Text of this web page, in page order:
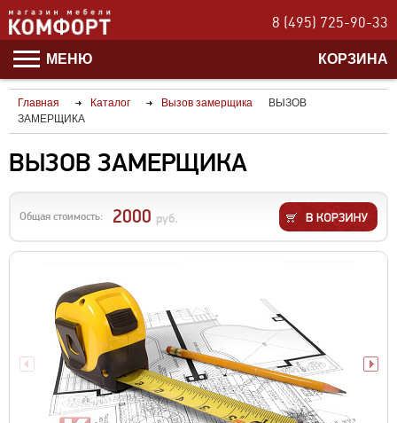
8 (495) 725-90-33
МЕНЮ КОРЗИНА
Главная Каталог Вызов замерщика
ВЫЗОВ
ЗАМЕРЩИКА
ВЫЗОВ ЗАМЕРЩИКА
Общая стоимость: 2000 руб.